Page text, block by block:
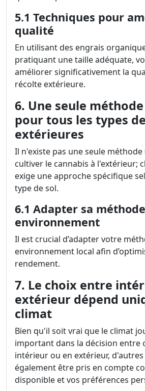
5.1 Techniques pour
qualité
En utilisant des engrais
pratiquant une taille adéquate,
améliorer significativement la
récolte extérieure.
6. Une seule
pour tous les types
extérieures
Il n'existe pas une seule
cultiver le cannabis à l'extérieur;
exige une approche spécifique
type de sol.
6.1 Adapter sa
environnement
Il est crucial d’adapter votre
environnement local afin
rendement.
7. Le choix entre
extérieur dépend
climat
Bien qu'il soit vrai que le climat
important dans la décision entre
intérieur ou en extérieur,
également être pris en compte
disponible et vos préférences